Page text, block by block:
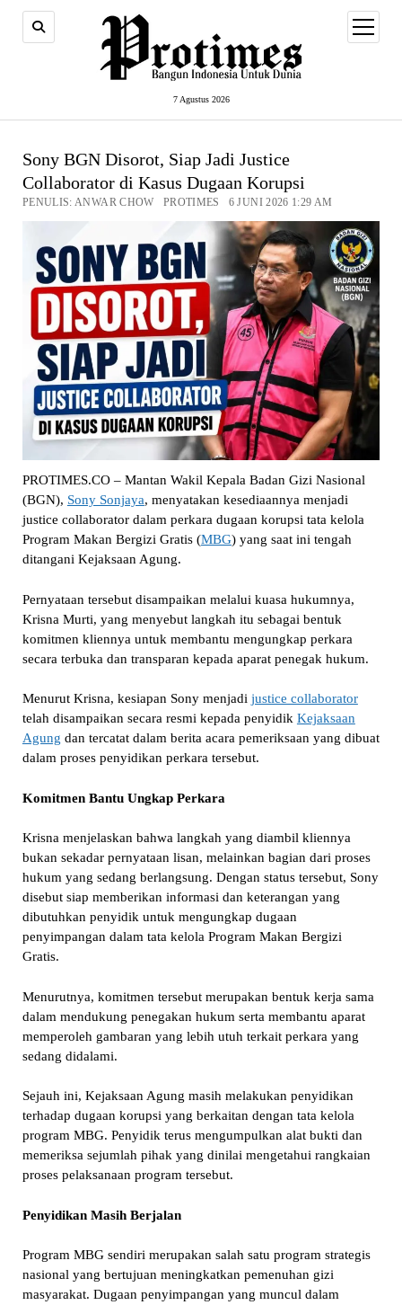
7 Agustus 2026
open
menu
Sony BGN Disorot, Siap Jadi Justice
Collaborator di Kasus Dugaan Korupsi
PENULIS: ANWAR CHOW PROTIMES 6 JUNI 2026 1:29 AM
PROTIMES.CO – Mantan Wakil Kepala Badan Gizi Nasional
(BGN), Sony Sonjaya, menyatakan kesediaannya menjadi
justice collaborator dalam perkara dugaan korupsi tata kelola
Program Makan Bergizi Gratis (MBG) yang saat ini tengah
ditangani Kejaksaan Agung.
Pernyataan tersebut disampaikan melalui kuasa hukumnya,
Krisna Murti, yang menyebut langkah itu sebagai bentuk
komitmen kliennya untuk membantu mengungkap perkara
secara terbuka dan transparan kepada aparat penegak hukum.
Menurut Krisna, kesiapan Sony menjadi justice collaborator
telah disampaikan secara resmi kepada penyidik Kejaksaan
Agung dan tercatat dalam berita acara pemeriksaan yang dibuat
dalam proses penyidikan perkara tersebut.
Komitmen Bantu Ungkap Perkara
Krisna menjelaskan bahwa langkah yang diambil kliennya
bukan sekadar pernyataan lisan, melainkan bagian dari proses
hukum yang sedang berlangsung. Dengan status tersebut, Sony
disebut siap memberikan informasi dan keterangan yang
dibutuhkan penyidik untuk mengungkap dugaan
penyimpangan dalam tata kelola Program Makan Bergizi
Gratis.
Menurutnya, komitmen tersebut merupakan bentuk kerja sama
dalam mendukung penegakan hukum serta membantu aparat
memperoleh gambaran yang lebih utuh terkait perkara yang
sedang didalami.
Sejauh ini, Kejaksaan Agung masih melakukan penyidikan
terhadap dugaan korupsi yang berkaitan dengan tata kelola
program MBG. Penyidik terus mengumpulkan alat bukti dan
memeriksa sejumlah pihak yang dinilai mengetahui rangkaian
proses pelaksanaan program tersebut.
Penyidikan Masih Berjalan
Program MBG sendiri merupakan salah satu program strategis
nasional yang bertujuan meningkatkan pemenuhan gizi
masyarakat. Dugaan penyimpangan yang muncul dalam